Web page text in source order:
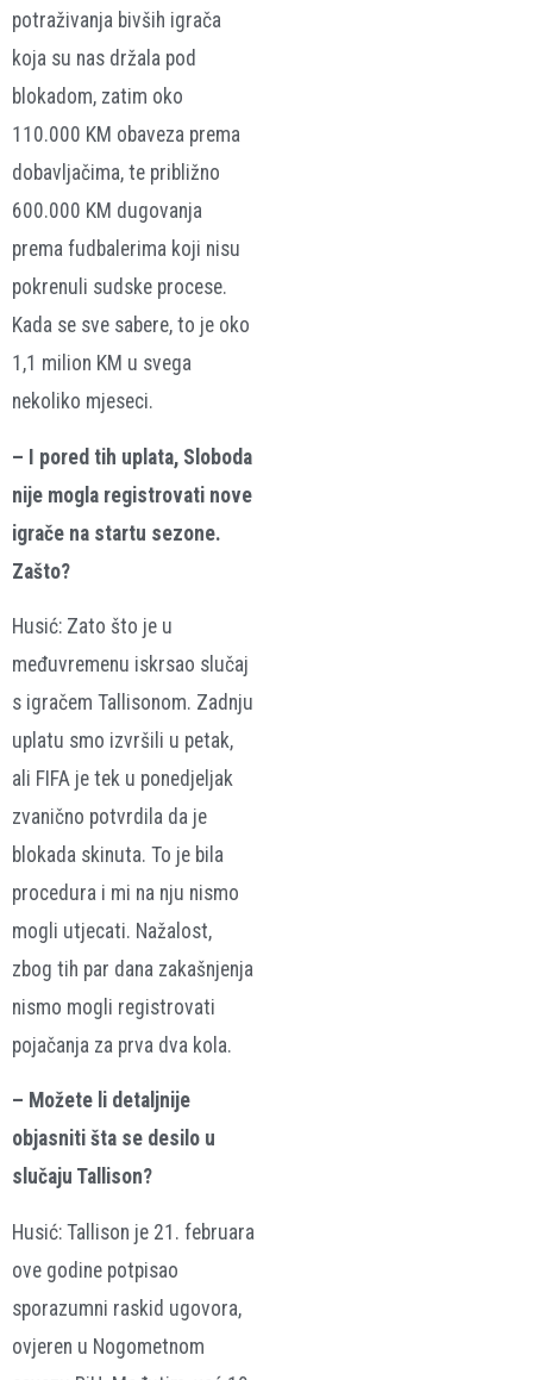
potraživanja bivših igrača
koja su nas držala pod
blokadom, zatim oko
110.000 KM obaveza prema
dobavljačima, te približno
600.000 KM dugovanja
prema fudbalerima koji nisu
pokrenuli sudske procese.
Kada se sve sabere, to je oko
1,1 milion KM u svega
nekoliko mjeseci.
– I pored tih uplata, Sloboda
nije mogla registrovati nove
igrače na startu sezone.
Zašto?
Husić: Zato što je u
međuvremenu iskrsao slučaj
s igračem Tallisonom. Zadnju
uplatu smo izvršili u petak,
ali FIFA je tek u ponedjeljak
zvanično potvrdila da je
blokada skinuta. To je bila
procedura i mi na nju nismo
mogli utjecati. Nažalost,
zbog tih par dana zakašnjenja
nismo mogli registrovati
pojačanja za prva dva kola.
– Možete li detaljnije
objasniti šta se desilo u
slučaju Tallison?
Husić: Tallison je 21. februara
ove godine potpisao
sporazumni raskid ugovora,
ovjeren u Nogometnom